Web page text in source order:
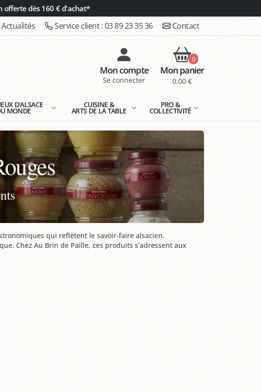
offerte dès 160 € d'achat*
Actualités Service client :03 89 23 35 36 Contact
Mon compte
Se connecter
0
Mon panier
0,00 €
D'ALSACE
MONDE
CUISINE &
ARTS DE LA TABLE
PRO &
COLLECTIVITÉ
qui reflètent le savoir-faire alsacien.
Chez Au Brin de Paille, ces produits s’adressent aux